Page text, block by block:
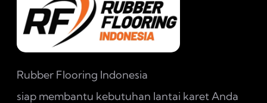
Rubber Flooring Indonesia
siap membantu kebutuhan lantai karet Anda